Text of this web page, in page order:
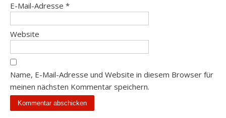
E-Mail-Adresse *
Website
Name, E-Mail-Adresse und Website in diesem Browser für
meinen nächsten Kommentar speichern.